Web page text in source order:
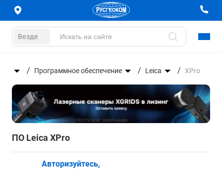
Везде
Программное обеспечение Leica XPro
ПО Leica XPro
Авторизуйтесь,